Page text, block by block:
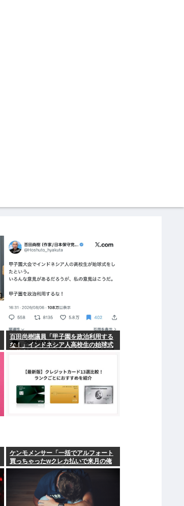
百田尚樹議員「甲子園を政治利用する
な！」インドネシア人高校生の始球式
ケンモメンサー「一括でアルフォート
買っちゃったwクレカ払いで来月の俺
ごめんねー」銀行「デビットカードな
んで即時引き落としです」